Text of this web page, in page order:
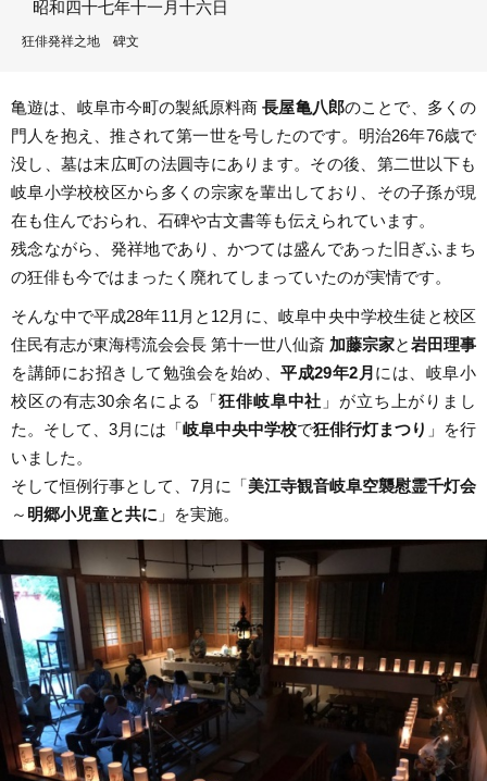
昭和四十七年十一月十六日
狂俳発祥之地 碑文
亀遊は、岐阜市今町の製紙原料商 長屋亀八郎のことで、多くの
門人を抱え、推されて第一世を号したのです。明治26年76歳で
没し、墓は末広町の法圓寺にあります。その後、第二世以下も
岐阜小学校校区から多くの宗家を輩出しており、その子孫が現
在も住んでおられ、石碑や古文書等も伝えられています。
残念ながら、発祥地であり、かつては盛んであった旧ぎふまち
の狂俳も今ではまったく廃れてしまっていたのが実情です。
そんな中で平成28年11月と12月に、岐阜中央中学校生徒と校区
住民有志が東海樗流会会長 第十一世八仙斎 加藤宗家と岩田理事
を講師にお招きして勉強会を始め、平成29年2月 には、岐阜小
校区の有志30余名による「狂俳岐阜中社 」が立ち上がりまし
た。そして、3月には「 岐阜中央中学校で狂俳行灯まつり 」を行
いました。
そして恒例行事として、7月に「 美江寺観音岐阜空襲慰霊千灯会
～ 明郷小児童と共に 」を実施。